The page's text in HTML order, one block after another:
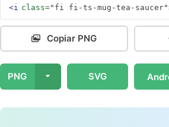
<i class="fi fi-ts-mug-tea-saucer"
Copiar PNG
PNG SVG